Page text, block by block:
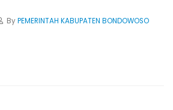
ByPEMERINTAH KABUPATEN BONDOWOSO